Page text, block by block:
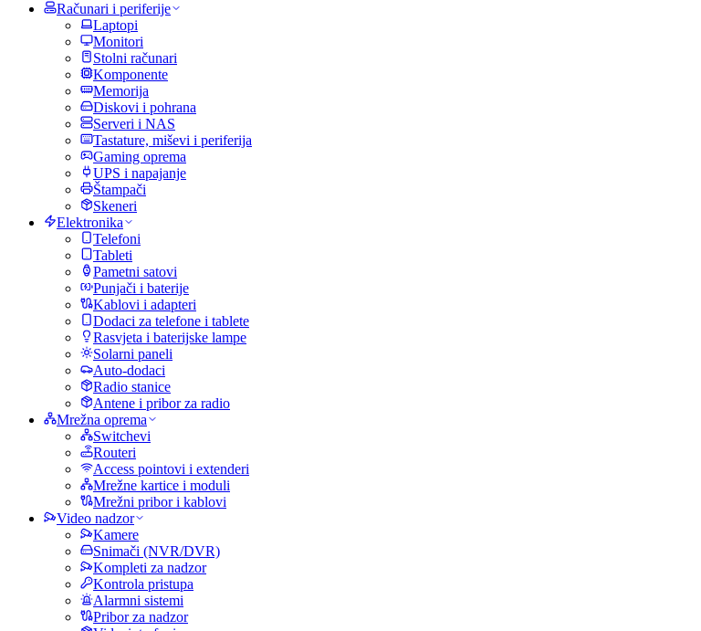
Računari i periferije
Laptopi
Monitori
Stolni računari
Komponente
Memorija
Diskovi i pohrana
Serveri i NAS
Tastature, miševi i periferija
Gaming oprema
UPS i napajanje
Štampači
Skeneri
Elektronika
Telefoni
Tableti
Pametni satovi
Punjači i baterije
Kablovi i adapteri
Dodaci za telefone i tablete
Rasvjeta i baterijske lampe
Solarni paneli
Auto-dodaci
Radio stanice
Antene i pribor za radio
Mrežna oprema
Switchevi
Routeri
Access pointovi i extenderi
Mrežne kartice i moduli
Mrežni pribor i kablovi
Video nadzor
Kamere
Snimači (NVR/DVR)
Kompleti za nadzor
Kontrola pristupa
Alarmni sistemi
Pribor za nadzor